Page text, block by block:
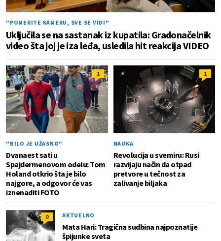
"POMERITE KAMERU, SVE SE VIDI"
Uključila se na sastanak iz kupatila: Gradonačelnik
video šta joj je iza leđa, usledila hit reakcija VIDEO
1
"BILO JE UŽASNO"
Dvanaest sati u
Spajdermenovom odelu: Tom
Holand otkrio šta je bilo
najgore, a odgovor će vas
iznenaditi FOTO
1
NAUKA
Revolucija u svemiru: Rusi
razvijaju način da otpad
pretvore u tečnost za
zalivanje biljaka
0 AKTUELNO
Mata Hari: Tragična sudbina najpoznatije
špijunke sveta